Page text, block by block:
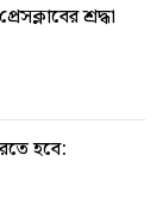
শ্রদ্ধা
হবে: